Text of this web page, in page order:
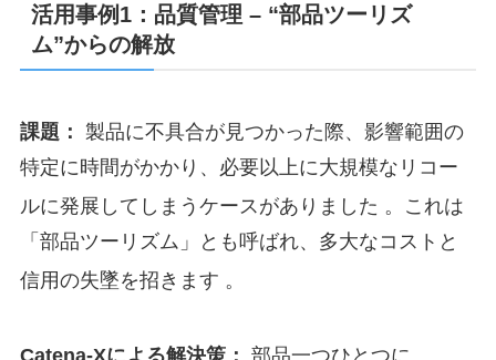
活用事例1：品質管理 – “部品ツーリズ
ム”からの解放
課題：
製品に不具合が見つかった際、影響範囲の
特定に時間がかかり、必要以上に大規模なリコー
ルに発展してしまうケースがありました 。これは
「部品ツーリズム」とも呼ばれ、多大なコストと
信用の失墜を招きます 。
Catena-Xによる解決策： 部品一つひとつに